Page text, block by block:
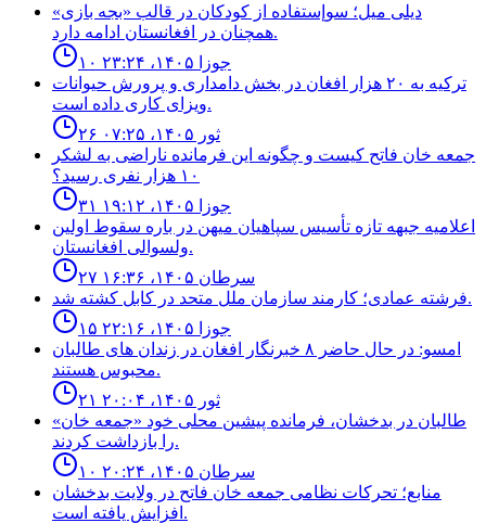
ديلى ميل؛ سوإستفاده از كودكان در قالب «بجه بازى»
همچنان در افغانستان ادامه دارد.
۱۰ جوزا ۱۴۰۵، ۲۳:۲۴
ترکیه به ۲۰ هزار افغان در بخش دامداری و پرورش حیوانات
ویزای کاری داده است.
۲۶ ثور ۱۴۰۵، ۰۷:۲۵
جمعه خان فاتح كيست و چگونه اين فرمانده ناراضى به لشكر
١٠ هزار نفرى رسيد؟
۳۱ جوزا ۱۴۰۵، ۱۹:۱۲
اعلاميه جبهه تازه تأسيس سپاهيان ميهن در باره سقوط اولين
ولسوالى افغانستان.
۲۷ سرطان ۱۴۰۵، ۱۶:۳۶
فرشته عمادى؛ كارمند سازمان ملل متحد در كابل كشته شد.
۱۵ جوزا ۱۴۰۵، ۲۲:۱۶
امسو: در حال حاضر ۸ خبرنگار افغان در زندان‌ های طالبان
محبوس هستند.
۲۱ ثور ۱۴۰۵، ۲۰:۰۴
طالبان در بدخشان، فرمانده پیشین محلی خود «جمعه خان»
را بازداشت کردند.
۱۰ سرطان ۱۴۰۵، ۲۰:۲۴
منابع؛ تحركات نظامى جمعه خان فاتح در ولايت بدخشان
افزايش يافته است.